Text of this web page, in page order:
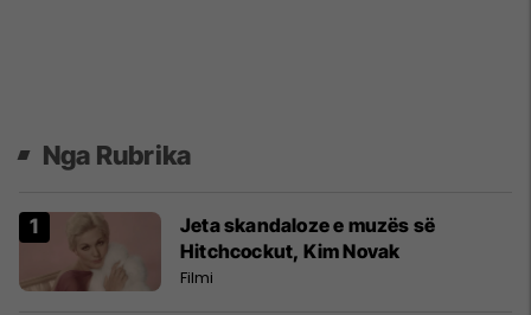
Nga Rubrika
Jeta skandaloze e muzës së
Hitchcockut, Kim Novak
Filmi